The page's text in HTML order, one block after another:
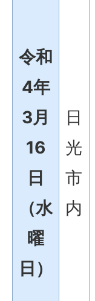
令和
4年
3月
16
日
（水
曜
日）
日
光
市
内